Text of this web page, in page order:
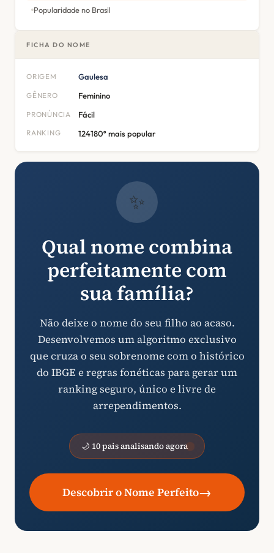
Popularidade no Brasil
FICHA DO NOME
ORIGEM Gaulesa
GÊNERO Feminino
PRONÚNCIA Fácil
RANKING 124180º mais popular
✨
Qual nome combina
perfeitamente com
sua família?
Não deixe o nome do seu filho ao acaso.
Desenvolvemos um algoritmo exclusivo
que cruza o seu sobrenome com o histórico
do IBGE e regras fonéticas para gerar um
ranking seguro, único e livre de
arrependimentos.
🌙 10 pais analisando agora
Descobrir o Nome Perfeito→